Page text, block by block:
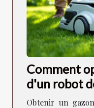
Comment
d'un robot
gazon
Obtenir un